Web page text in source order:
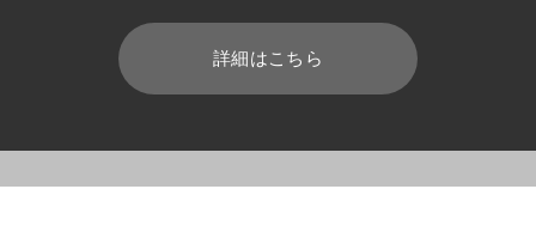
詳細はこちら